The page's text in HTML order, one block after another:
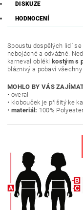
DISKUZE
HODNOCENÍ
Spoustu dospělých lidí se
nebojácné a odvážné.
karneval oblékl kostým s
bláznivý a pobaví
MOHLO BY VÁS
• overal
• klobouček je přišitý ke
• materiál: 100%